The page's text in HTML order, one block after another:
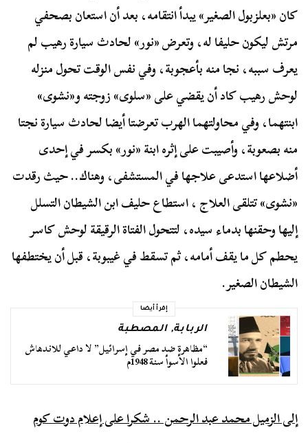
كان «بعلزبول الصغير» يبدأ انتقامه، بعد أن استعان بصحفي
مرتش ليكون حليفا له، وتعرض «نور» لحادث سيارة رهيب لم
يعرف سببه، نجا منه بأعجوبة، وفي نفس الوقت تحول منزله
لوحش رهيب كاد أن يقضي على «سلوى» زوجته و«نشوى»
ابنتهما، وفي محاولتهما الهرب تعرضتا أيضا لحادث سيارة نجتا
منه بصعوبة، وأصيبت على إثره ابنة «نور» بكسر في إحدى
أضلاعها استدعى علاجها في المستشفى، وهناك.. حيث رقدت
«نشوى» تتلقى العلاج ، استطاع حليف ابن الشيطان التسلل
إليها وحقنها بدماء سيده، لتتحول الفتاة الرقيقة لوحش كاسر
يحطم كل ما يقف أمامه، ثم تسقط في غيبوبة، قبل أن يختطفها
الشيطان الصغير.
إقرأ أيضا
الربابة,المصطبة
“مظاهرة ضد مصر في إسرائيل” لا داعي للاندهاش
فعلوا الأسوأ سنة 1948م
إلى الزميل محمد عبد الرحمن .. شكرا على إعلام دوت كوم